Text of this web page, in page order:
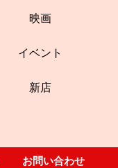
映画
イベント
新店
お問い合わせ